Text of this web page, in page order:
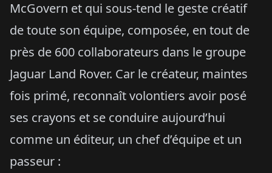
McGovern et qui sous-tend le geste créatif
de toute son équipe, composée, en tout de
près de 600 collaborateurs dans le groupe
Jaguar Land Rover. Car le créateur, maintes
fois primé, reconnaît volontiers avoir posé
ses crayons et se conduire aujourd’hui
comme un éditeur, un chef d’équipe et un
passeur :